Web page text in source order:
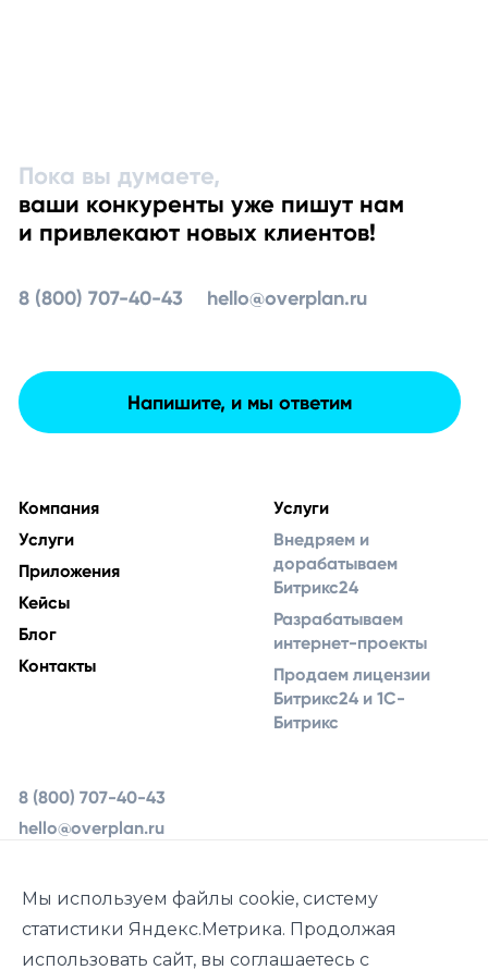
Пока вы думаете,
ваши конкуренты уже пишут нам
и привлекают новых клиентов!
8 (800) 707-40-43 hello@overplan.ru
Напишите, и мы ответим
Компания
Услуги
Приложения
Кейсы
Блог
Контакты
Услуги
Внедряем и
дорабатываем
Битрикс24
Разрабатываем
интернет-проекты
Продаем лицензии
Битрикс24 и 1С-
Битрикс
8 (800) 707-40-43
hello@overplan.ru
Мы используем файлы cookie, систему
статистики Яндекс.Метрика. Продолжая
использовать сайт, вы соглашаетесь с